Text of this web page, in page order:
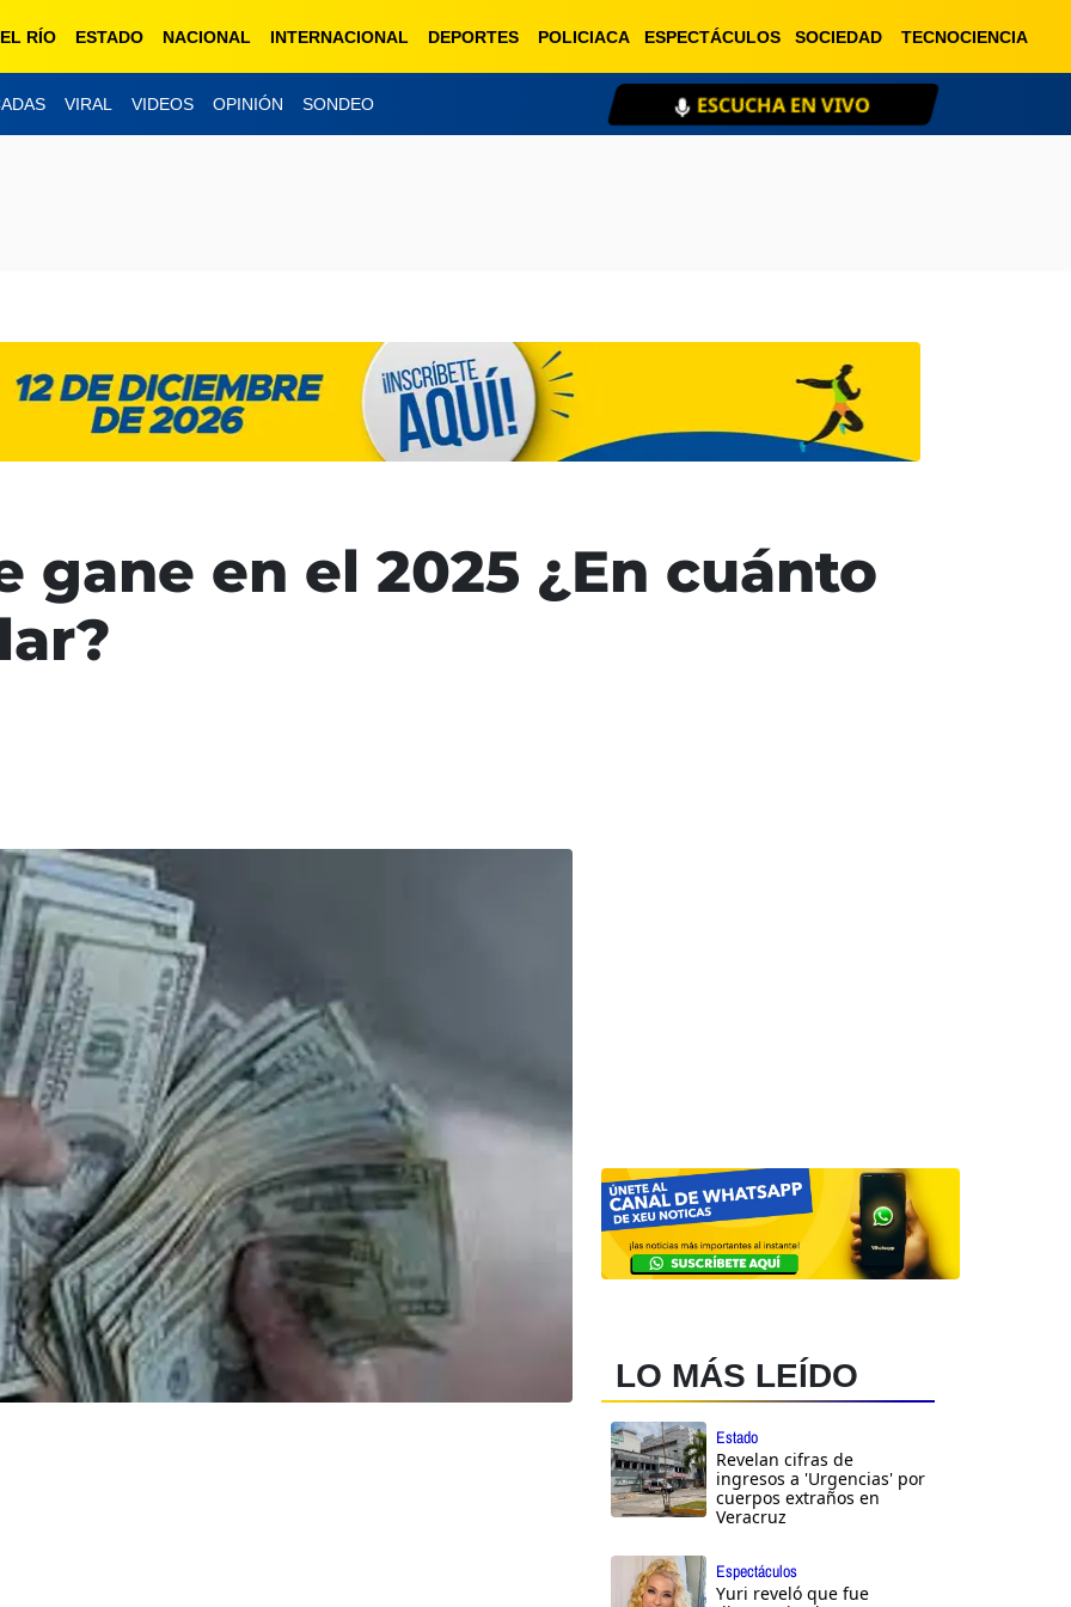
RÍO ESTADO NACIONAL INTERNACIONAL DEPORTES POLICIACA ESPECTÁCULOS SOCIEDAD TECNOCIENCIA
VIRAL VIDEOS OPINIÓN SONDEO ESCUCHA EN VIVO
gane en el 2025 ¿En cuánto
LO MÁS LEÍDO
Estado
Revelan cifras de
ingresos a 'Urgencias' por
cuerpos extraños en
Veracruz
Espectáculos
Yuri reveló que fue